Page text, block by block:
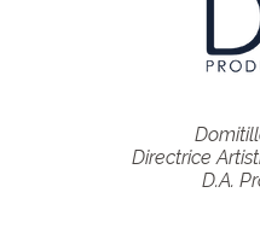
Directrice
D.A.